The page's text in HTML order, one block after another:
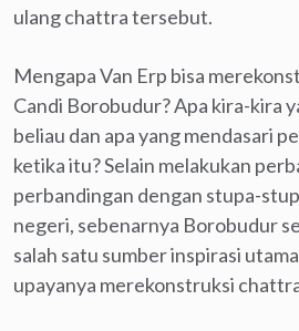
ulang chattra tersebut.
Mengapa Van Erp bisa
Candi Borobudur? Apa kira-kira
beliau dan apa yang mendasari
ketika itu? Selain melakukan
perbandingan dengan stupa-
negeri, sebenarnya Borobudur
salah satu sumber inspirasi
upayanya merekonstruksi